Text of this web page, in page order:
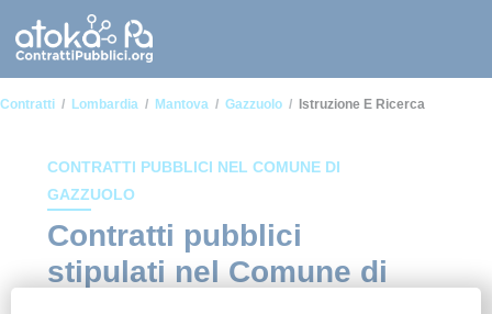
Contratti Lombardia Mantova Gazzuolo Istruzione E Ricerca
CONTRATTI PUBBLICI NEL COMUNE DI
GAZZUOLO
Contratti pubblici
stipulati nel Comune di